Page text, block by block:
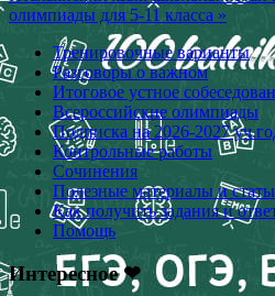
записям
олимпиады для 5-11 класса »
Тренировочные варианты
Разговоры о важном
Итоговое устное
Всероссийские олимпиады
Подписка на 2026-2027
Контрольные работы
Сочинения
Полезные материалы и
Как получить задания и
Помощь
Интересное ❤